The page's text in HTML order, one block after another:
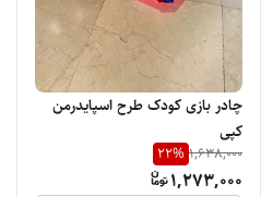
چادر بازی کودک طرح اسپایدرمن
کپی
1,638,000
22%
1,273,000